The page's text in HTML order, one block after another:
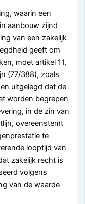
waarin een
aanbouw zijnd
van een zakelijk
geeft om
moet artikel 11,
(77/388), zoals
uitgelegd dat de
worden begrepen
in de zin van
overeenstemt
te
looptijd van
zakelijk recht is
volgens
van de waarde